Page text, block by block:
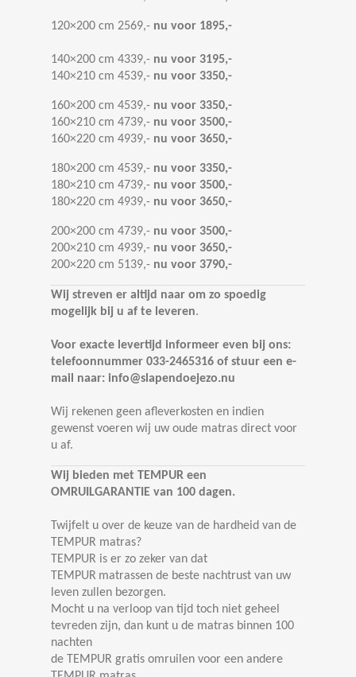
120×200 cm 2569,- nu voor 1895,-
140×200 cm 4339,- nu voor 3195,-
140×210 cm 4539,- nu voor 3350,-
160×200 cm 4539,- nu voor 3350,-
160×210 cm 4739,- nu voor 3500,-
160×220 cm 4939,- nu voor 3650,-
180×200 cm 4539,- nu voor 3350,-
180×210 cm 4739,- nu voor 3500,-
180×220 cm 4939,- nu voor 3650,-
200×200 cm 4739,- nu voor 3500,-
200×210 cm 4939,- nu voor 3650,-
200×220 cm 5139,- nu voor 3790,-
Wij streven er altijd naar om zo spoedig
mogelijk bij u af te leveren.
Voor exacte levertijd informeer even bij ons:
telefoonnummer 033-2465316 of stuur een e-
mail naar: info@slapendoejezo.nu
Wij rekenen geen afleverkosten en indien
gewenst voeren wij uw oude matras direct voor
u af.
Wij bieden met TEMPUR een
OMRUILGARANTIE van 100 dagen.
Twijfelt u over de keuze van de hardheid van de
TEMPUR matras?
TEMPUR is er zo zeker van dat
TEMPUR matrassen de beste nachtrust van uw
leven zullen bezorgen.
Mocht u na verloop van tijd toch niet geheel
tevreden zijn, dan kunt u de matras binnen 100
nachten
de TEMPUR gratis omruilen voor een andere